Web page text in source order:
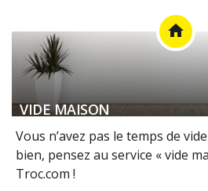
home
VIDE MAISON
Vous n’avez pas le temps de
bien, pensez au service « vide
Troc.com !